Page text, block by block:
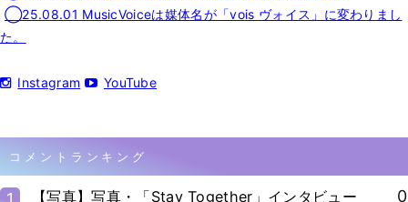
◯25.08.01 MusicVoiceは媒体名が「vois ヴォイス」に変わりまし
た。
Instagram YouTube
コメントランキング
【写真】写真・「Stay Together」インタビュー
0